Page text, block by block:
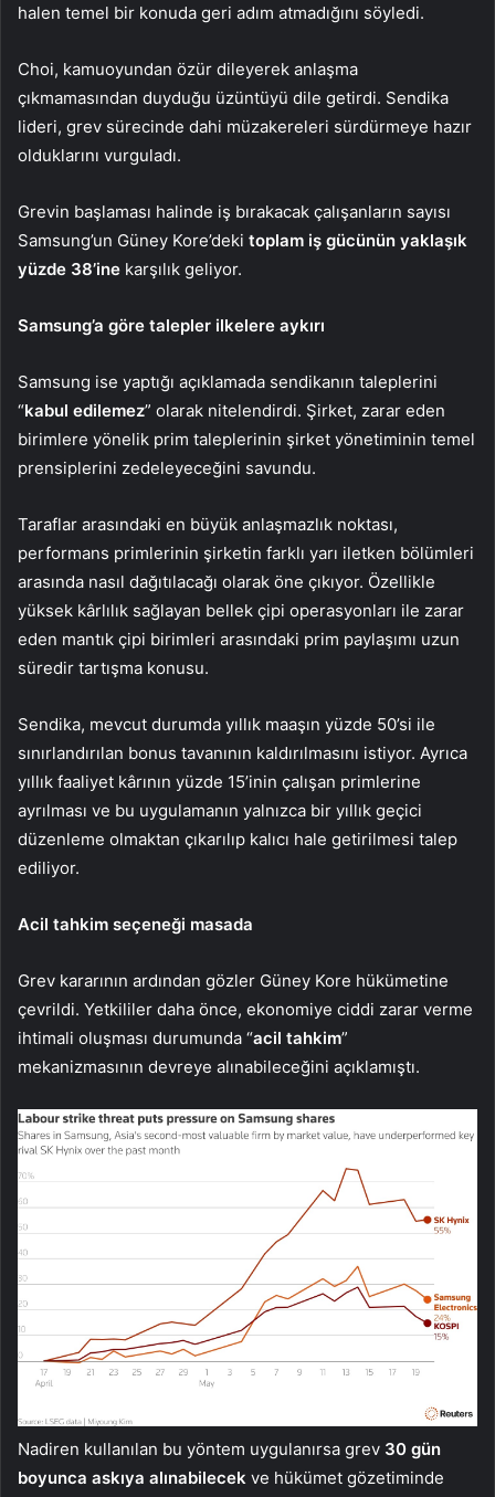
halen temel bir konuda geri adım atmadığını söyledi.
Choi, kamuoyundan özür dileyerek anlaşma
çıkmamasından duyduğu üzüntüyü dile getirdi. Sendika
lideri, grev sürecinde dahi müzakereleri sürdürmeye hazır
olduklarını vurguladı.
Grevin başlaması halinde iş bırakacak çalışanların sayısı
Samsung’un Güney Kore’deki toplam iş gücünün yaklaşık
yüzde 38’ine karşılık geliyor.
Samsung’a göre talepler ilkelere aykırı
Samsung ise yaptığı açıklamada sendikanın taleplerini
“kabul edilemez” olarak nitelendirdi. Şirket, zarar eden
birimlere yönelik prim taleplerinin şirket yönetiminin temel
prensiplerini zedeleyeceğini savundu.
Taraflar arasındaki en büyük anlaşmazlık noktası,
performans primlerinin şirketin farklı yarı iletken bölümleri
arasında nasıl dağıtılacağı olarak öne çıkıyor. Özellikle
yüksek kârlılık sağlayan bellek çipi operasyonları ile zarar
eden mantık çipi birimleri arasındaki prim paylaşımı uzun
süredir tartışma konusu.
Sendika, mevcut durumda yıllık maaşın yüzde 50’si ile
sınırlandırılan bonus tavanının kaldırılmasını istiyor. Ayrıca
yıllık faaliyet kârının yüzde 15’inin çalışan primlerine
ayrılması ve bu uygulamanın yalnızca bir yıllık geçici
düzenleme olmaktan çıkarılıp kalıcı hale getirilmesi talep
ediliyor.
Acil tahkim seçeneği masada
Grev kararının ardından gözler Güney Kore hükümetine
çevrildi. Yetkililer daha önce, ekonomiye ciddi zarar verme
ihtimali oluşması durumunda “acil tahkim”
mekanizmasının devreye alınabileceğini açıklamıştı.
Nadiren kullanılan bu yöntem uygulanırsa grev 30 gün
boyunca askıya alınabilecek ve hükümet gözetiminde